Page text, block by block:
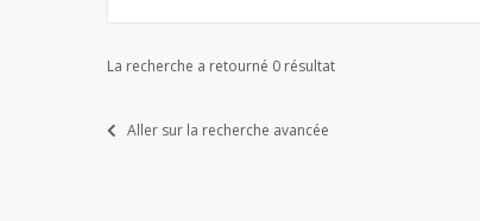
La recherche a retourné 0 résultat
Aller sur la recherche avancée